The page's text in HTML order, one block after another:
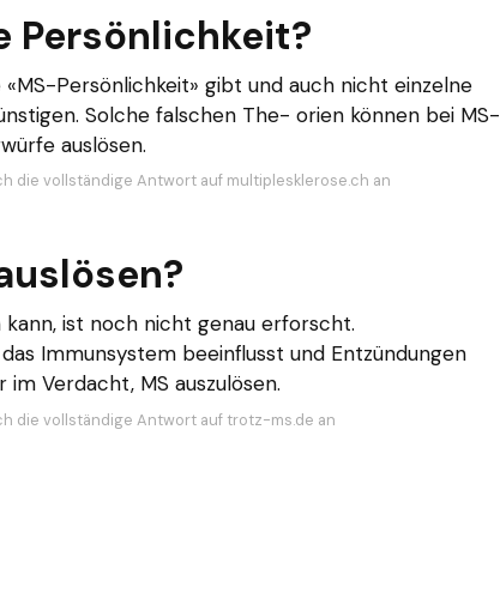
Persönlichkeit?
Persönlichkeit» gibt und auch nicht einzelne
Solche falschen The- orien können bei MS-
auslösen.
die vollständige Antwort auf multiplesklerose.ch an
ist noch nicht genau erforscht.
Immunsystem beeinflusst und Entzündungen
Verdacht, MS auszulösen.
die vollständige Antwort auf trotz-ms.de an